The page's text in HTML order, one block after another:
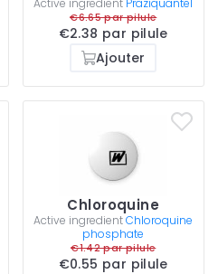
€6.65 par pilule
€2.38 par pilule
Ajouter
Chloroquine
Active ingredientChloroquine
phosphate
€1.42 par pilule
€0.55 par pilule